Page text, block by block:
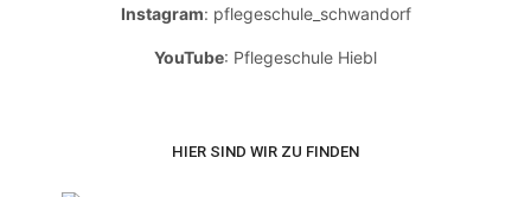
Instagram: pflegeschule_schwandorf
YouTube: Pflegeschule Hiebl
HIER SIND WIR ZU FINDEN